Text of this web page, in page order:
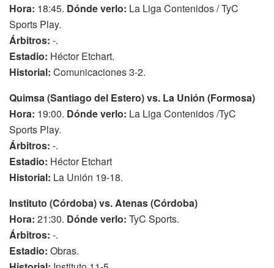
Hora: 18:45. Dónde verlo: La Liga Contenidos / TyC
Sports Play.
Árbitros: -.
Estadio: Héctor Etchart.
Historial: Comunicaciones 3-2.
Quimsa (Santiago del Estero) vs. La Unión (Formosa)
Hora: 19:00. Dónde verlo: La Liga Contenidos /TyC
Sports Play.
Árbitros: -.
Estadio: Héctor Etchart
Historial: La Unión 19-18.
Instituto (Córdoba) vs. Atenas (Córdoba)
Hora: 21:30. Dónde verlo: TyC Sports.
Árbitros: -.
Estadio: Obras.